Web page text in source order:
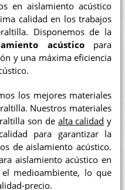
en aislamiento acústico
calidad en los trabajos
Disponemos de la
acústicopara
y una máxima eficiencia
los mejores materiales
Nuestros materiales
son de alta calidad y
para garantizar la
de aislamiento acústico.
aislamiento acústico en
medioambiente, lo que
precio.